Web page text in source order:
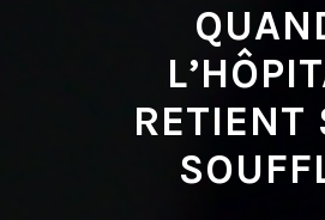
RETIENT